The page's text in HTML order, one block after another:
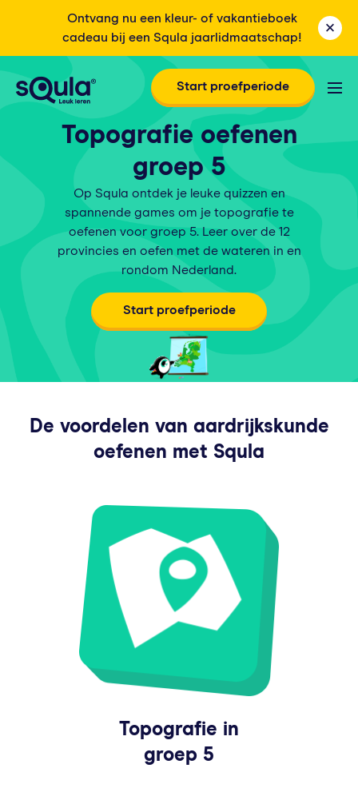
Ontvang nu een kleur- of vakantieboek
cadeau bij een Squla jaarlidmaatschap!
Start proefperiode
Topografie oefenen
groep 5
Op Squla ontdek je leuke quizzen en
spannende games om je topografie te
oefenen voor groep 5. Leer over de 12
provincies en oefen met de wateren in en
rondom Nederland.
Start proefperiode
De voordelen van aardrijkskunde
oefenen met Squla
Topografie in
groep 5